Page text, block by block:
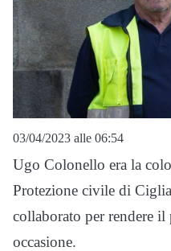
03/04/2023 alle 06:54
Ugo Colonello era la
Protezione civile di
collaborato per rendere il
occasione.